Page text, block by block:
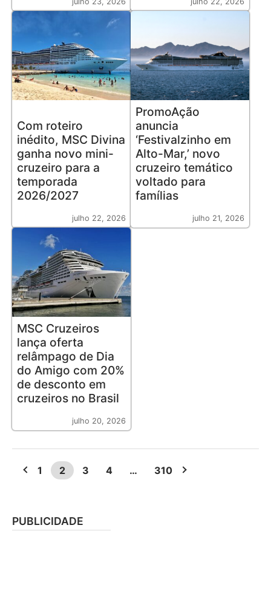
Com roteiro
inédito, MSC Divina
ganha novo mini-
cruzeiro para a
temporada
2026/2027
julho 22, 2026
PromoAção
anuncia
‘Festivalzinho em
Alto-Mar,’ novo
cruzeiro temático
voltado para
famílias
julho 21, 2026
MSC Cruzeiros
lança oferta
relâmpago de Dia
do Amigo com 20%
de desconto em
cruzeiros no Brasil
julho 20, 2026
1 2 3 4 … 310
PUBLICIDADE